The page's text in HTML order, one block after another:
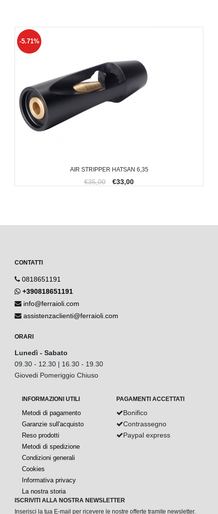
AIR STRIPPER HATSAN 6,35
-5.71%
€35,00 €33,00
CONTATTI
0818651191
+390818651191
info@ferraioli.com
assistenzaclienti@ferraioli.com
ORARI
Lunedì - Sabato
09.30 - 12.30 | 16.30 - 19.30
Giovedi Pomeriggio Chiuso
INFORMAZIONI UTILI
Metodi di pagamento
Garanzie sull'acquisto
Reso prodotti
Metodi di spedizione
Condizioni generali
Cookies
Informativa privacy
La nostra storia
PAGAMENTI ACCETTATI
Bonifico
Contrassegno
Paypal express
ISCRIVITI ALLA NOSTRA NEWSLETTER
Inserisci la tua E-mail per ricevere le nostre offerte tramite newsletter.